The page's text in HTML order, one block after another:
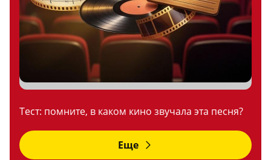
Тест: помните, в каком кино звучала эта песня?
Еще